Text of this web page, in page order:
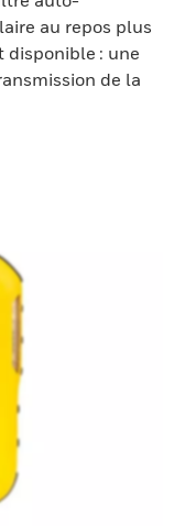
au repos plus
: une
de la